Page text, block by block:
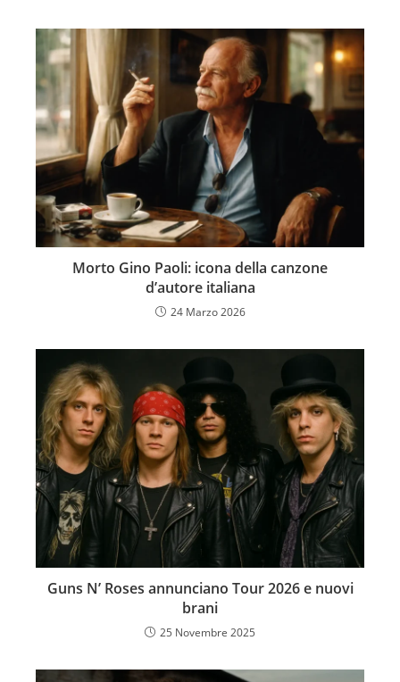
Morto Gino Paoli: icona della canzone
d’autore italiana
24 Marzo 2026
Guns N’ Roses annunciano Tour 2026 e nuovi
brani
25 Novembre 2025